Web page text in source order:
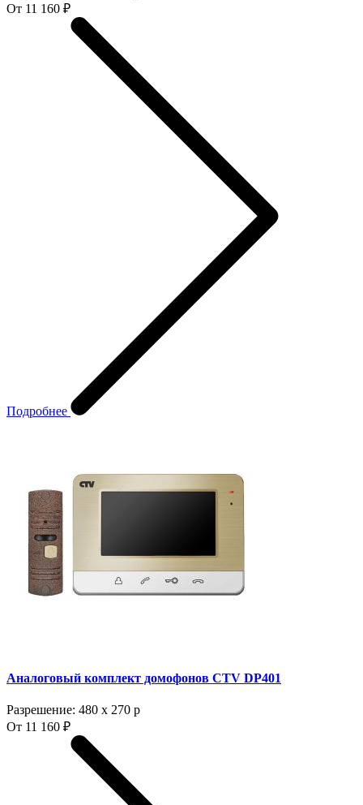
От 11 160 ₽
Подробнее
Аналоговый комплект домофонов CTV DP401
Разрешение: 480 х 270 p
От 11 160 ₽